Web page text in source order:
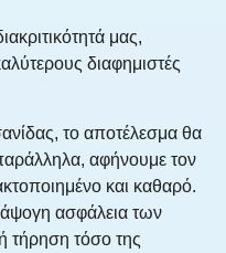
μας,
διαφημιστές
το αποτέλεσμα θα
αφήνουμε τον
και καθαρό.
ασφάλεια των
τήρηση τόσο της